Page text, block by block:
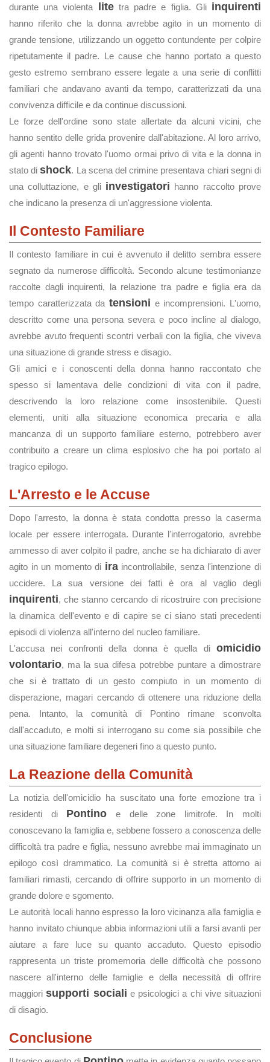
durante una violenta
litetra padre e figlia. Gli inquirenti
hanno riferito che la donna avrebbe agito in un momento di
grande tensione, utilizzando un oggetto contundente per colpire
ripetutamente il padre. Le cause che hanno portato a questo
gesto estremo sembrano essere legate a una serie di conflitti
familiari che andavano avanti da tempo, caratterizzati da una
convivenza difficile e da continue discussioni.
Le forze dell'ordine sono state allertate da alcuni vicini, che
hanno sentito delle grida provenire dall'abitazione. Al loro arrivo,
gli agenti hanno trovato l'uomo ormai privo di vita e la donna in
stato dishock. La scena del crimine presentava chiari segni di
una colluttazione, e gli investigatori hanno raccolto prove
che indicano la presenza di un'aggressione violenta.
Il Contesto Familiare
Il contesto familiare in cui è avvenuto il delitto sembra essere
segnato da numerose difficoltà. Secondo alcune testimonianze
raccolte dagli inquirenti, la relazione tra padre e figlia era da
tempo caratterizzata da tensioni e incomprensioni. L'uomo,
descritto come una persona severa e poco incline al dialogo,
avrebbe avuto frequenti scontri verbali con la figlia, che viveva
una situazione di grande stress e disagio.
Gli amici e i conoscenti della donna hanno raccontato che
spesso si lamentava delle condizioni di vita con il padre,
descrivendo la loro relazione come insostenibile. Questi
elementi, uniti alla situazione economica precaria e alla
mancanza di un supporto familiare esterno, potrebbero aver
contribuito a creare un clima esplosivo che ha poi portato al
tragico epilogo.
L'Arresto e le Accuse
Dopo l'arresto, la donna è stata condotta presso la caserma
locale per essere interrogata. Durante l'interrogatorio, avrebbe
ammesso di aver colpito il padre, anche se ha dichiarato di aver
agito in un momento di iraincontrollabile, senza l'intenzione di
uccidere. La sua versione dei fatti è ora al vaglio degli
inquirenti, che stanno cercando di ricostruire con precisione
la dinamica dell'evento e di capire se ci siano stati precedenti
episodi di violenza all'interno del nucleo familiare.
L'accusa nei confronti della donna è quella di omicidio
volontario, ma la sua difesa potrebbe puntare a dimostrare
che si è trattato di un gesto compiuto in un momento di
disperazione, magari cercando di ottenere una riduzione della
pena. Intanto, la comunità di Pontino rimane sconvolta
dall'accaduto, e molti si interrogano su come sia possibile che
una situazione familiare degeneri fino a questo punto.
La Reazione della Comunità
La notizia dell'omicidio ha suscitato una forte emozione tra i
residenti di Pontino e delle zone limitrofe. In molti
conoscevano la famiglia e, sebbene fossero a conoscenza delle
difficoltà tra padre e figlia, nessuno avrebbe mai immaginato un
epilogo così drammatico. La comunità si è stretta attorno ai
familiari rimasti, cercando di offrire supporto in un momento di
grande dolore e sgomento.
Le autorità locali hanno espresso la loro vicinanza alla famiglia e
hanno invitato chiunque abbia informazioni utili a farsi avanti per
aiutare a fare luce su quanto accaduto. Questo episodio
rappresenta un triste promemoria delle difficoltà che possono
nascere all'interno delle famiglie e della necessità di offrire
maggiorisupporti sociali e psicologici a chi vive situazioni
di disagio.
Conclusione